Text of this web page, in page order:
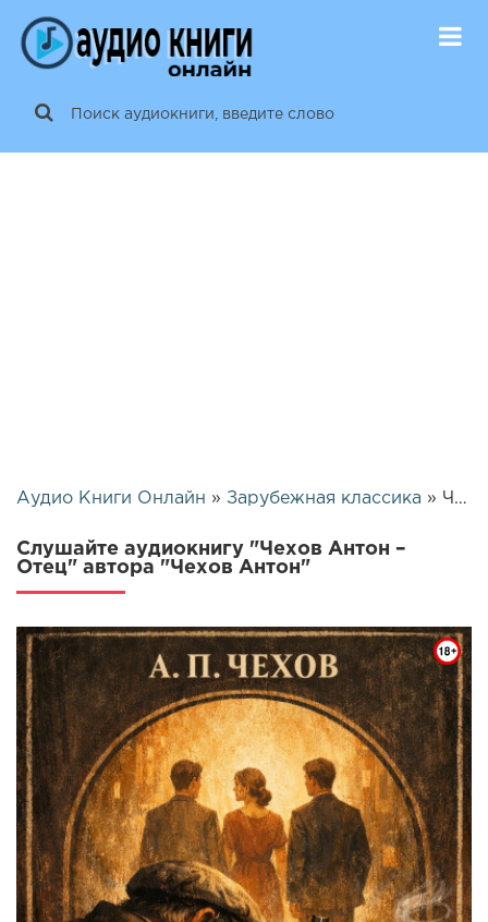
Аудио Книги Онлайн » Зарубежная классика » Чехов Антон – Отец | 25735
Слушайте аудиокнигу "Чехов Антон –
Отец" автора "Чехов Антон"